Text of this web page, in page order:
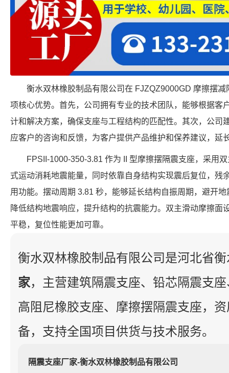
衡水双林橡胶制品有限公司在 FJZQZ9000GD 摩擦摆
项核心优势。首先，公司拥有专业的技术团队，能够根据客
计和解决方案，确保支座与工程结构的匹配性。其次，公司
应客户的咨询和反馈，为客户提供产品维护和保养建议，延
FPSII-1000-350-3.81 作为 II 型摩擦摆隔震支座，采用
式运动消耗地震能量，同时依靠自身结构实现震后复位，残
用功能。摆动周期 3.81 秒，能够延长结构自振周期，避开
降低结构地震响应，提升结构的抗震能力。双主滑动摩擦面
平稳，复位性能更加可靠。
衡水双林橡胶制品有限公司是河北省
家，主营建筑隔震支座、铅芯隔震支
高阻尼橡胶支座、摩擦摆隔震支座，
备，支持全国项目供货与技术服务。
隔震支座厂家-衡水双林橡胶制品有限公司